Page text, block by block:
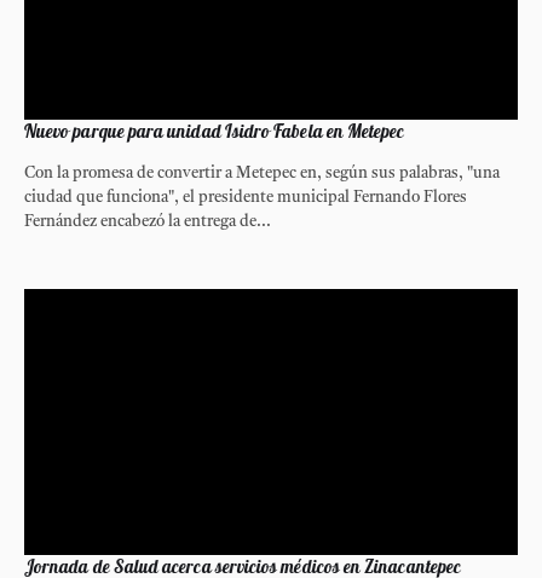
Nuevo parque para unidad Isidro Fabela en Metepec
Con la promesa de convertir a Metepec en, según sus palabras, "una
ciudad que funciona", el presidente municipal Fernando Flores
Fernández encabezó la entrega de...
Jornada de Salud acerca servicios médicos en Zinacantepec